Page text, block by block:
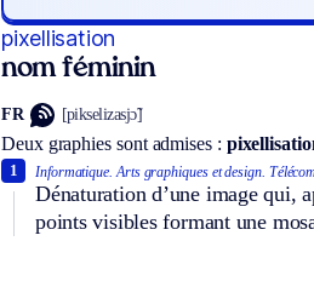
pixellisation
nom féminin
FR [pikselizasjɔ̃]
Deux graphies sont admises :
Informatique. Arts graphiques et design.
Dénaturation d’une image qui,
points visibles formant une
1